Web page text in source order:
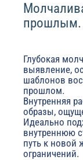
прошлым.
Глубокая
выявление,
шаблонов
прошлом.
Внутренняя
образы,
Идеально
внутреннюю
путь к новой
ограничений.